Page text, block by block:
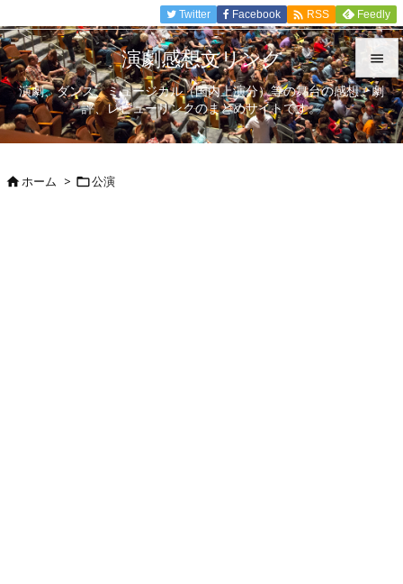


メニュ

Twitter Facebook  RSS Feedly
演劇感想文リンク
演劇、ダンス、ミュージカル（国内上演分）等の舞台の感想、劇
評、レビューリンクのまとめサイトです。
ホーム > 公演